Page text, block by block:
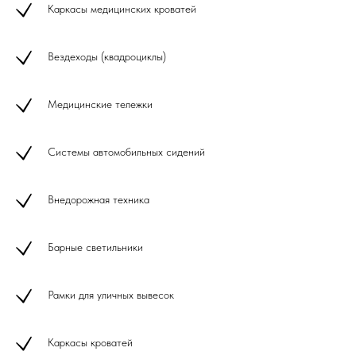
Каркасы медицинских кроватей
Вездеходы (квадроциклы)
Медицинские тележки
Системы автомобильных сидений
Внедорожная техника
Барные светильники
Рамки для уличных вывесок
Каркасы кроватей